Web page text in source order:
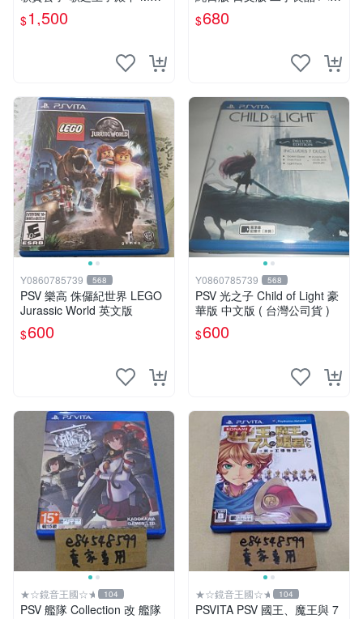
IC 3 歌王子 限定版 初回限定
BOX 日版日文版 純日版
$1,500
ヤマタ よさこいLIVE！
$680
Y0860785739 568
PSV 樂高 侏儸紀世界 LEGO
Jurassic World 英文版
$600
Y0860785739 568
PSV 光之子 Child of Light 豪
華版 中文版 ( 台灣公司貨 )
$600
★☆鏡音王國☆★ 104
PSV 艦隊 Collection 改 艦隊
★☆鏡音王國☆★ 104
PSVITA PSV 國王、魔王與 7